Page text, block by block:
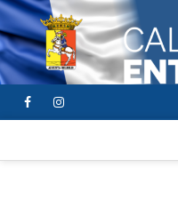
FACEBOOK
YOUTUBE
INSTAGRAM